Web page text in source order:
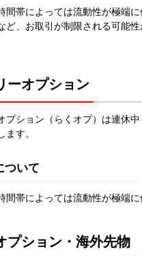
間帯によっては流動性が極端
ど、お取引が制限される可能
ーオプション
プション（らくオプ）は連休
ます。
ついて
間帯によっては流動性が極端
プション・海外先物